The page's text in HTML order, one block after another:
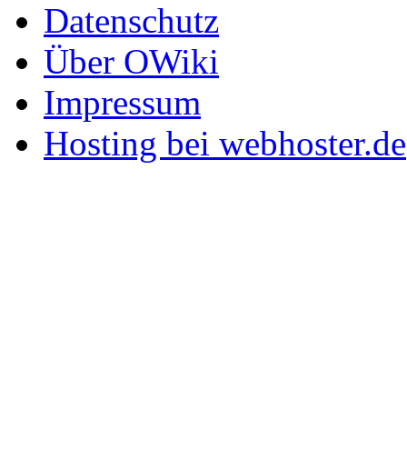
Datenschutz
Über OWiki
Impressum
Hosting bei webhoster.de